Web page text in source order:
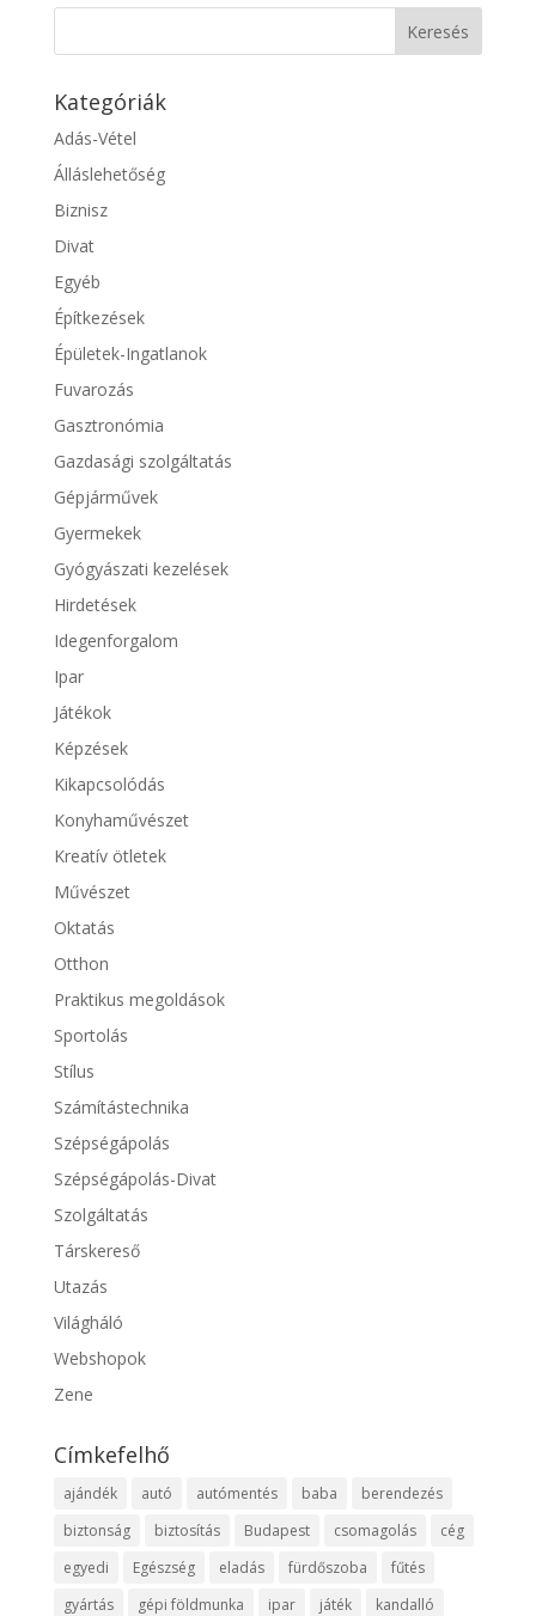
Kategóriák
Adás-Vétel
Álláslehetőség
Biznisz
Divat
Egyéb
Építkezések
Épületek-Ingatlanok
Fuvarozás
Gasztronómia
Gazdasági szolgáltatás
Gépjárművek
Gyermekek
Gyógyászati kezelések
Hirdetések
Idegenforgalom
Ipar
Játékok
Képzések
Kikapcsolódás
Konyhaművészet
Kreatív ötletek
Művészet
Oktatás
Otthon
Praktikus megoldások
Sportolás
Stílus
Számítástechnika
Szépségápolás
Szépségápolás-Divat
Szolgáltatás
Társkereső
Utazás
Világháló
Webshopok
Zene
Címkefelhő
ajándék autó autómentés baba
berendezés
biztonság
biztosítás Budapest csomagolás
cég
egyedi
Egészség eladás fürdőszoba
fűtés
gyártás
gépi földmunka ipar játék kandalló